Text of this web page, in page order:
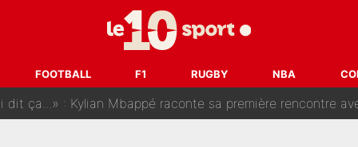
FOOTBALL F1 RUGBY NBA
les inséparables Kylian Mbappé et Achraf Hakimi
ses vacances, la star du XV de France a perdu sa
ça...» : Kylian Mbappé raconte sa première rencontre avec